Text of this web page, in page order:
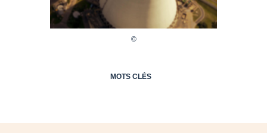
MOTS CLÉS